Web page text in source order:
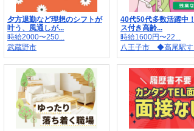
夕方退勤など理想のシフトが
叶う、風通しが...
時給2000〜250...
武蔵野市
40代50代多数活躍中
ス付き高齢...
時給1600円〜22...
八王子市 ◆高尾駅す